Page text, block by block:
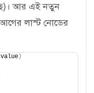
আর এই নতুন
আগের লাস্ট নোডের
)